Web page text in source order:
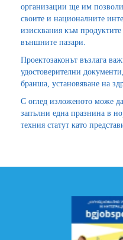
организации ще им позволи
своите и националните
изисквания към
външните пазари.
Проектозаконът възлага
удостоверителни
бранша, установяване на
С оглед изложеното може
запълни една празнина в
техния статут като